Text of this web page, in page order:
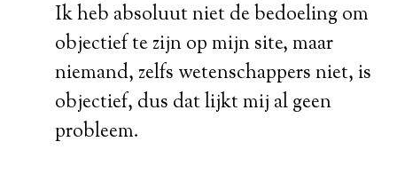
Ik heb absoluut niet de bedoeling om
objectief te zijn op mijn site, maar
niemand, zelfs wetenschappers niet, is
objectief, dus dat lijkt mij al geen
probleem.